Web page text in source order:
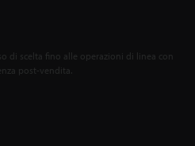
di scelta fino alle operazioni di linea con
post-vendita.